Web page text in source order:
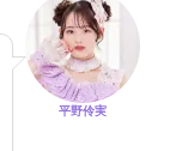
平野伶実